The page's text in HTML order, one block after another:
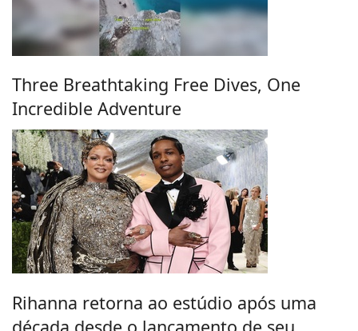
Three Breathtaking Free Dives, One
Incredible Adventure
Rihanna retorna ao estúdio após uma
década desde o lançamento de seu